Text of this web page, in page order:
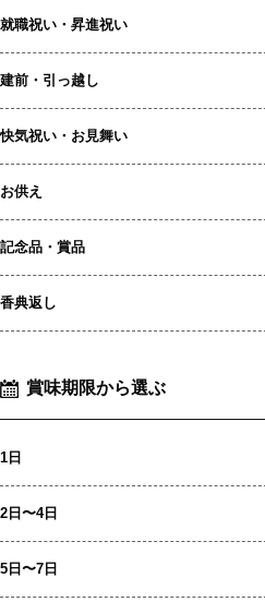
就職祝い・昇進祝い
建前・引っ越し
快気祝い・お見舞い
お供え
記念品・賞品
香典返し
賞味期限から選ぶ
1日
2日〜4日
5日〜7日